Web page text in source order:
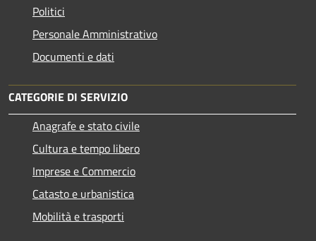
Politici
Personale Amministrativo
Documenti e dati
CATEGORIE DI SERVIZIO
Anagrafe e stato civile
Cultura e tempo libero
Imprese e Commercio
Catasto e urbanistica
Mobilità e trasporti